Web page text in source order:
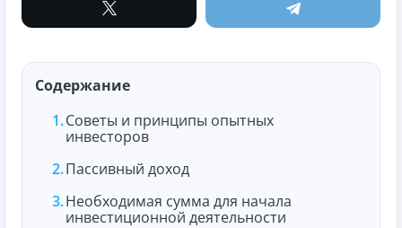
Содержание
Советы и принципы опытных
инвесторов
Пассивный доход
Необходимая сумма для начала
инвестиционной деятельности